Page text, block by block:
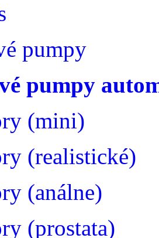
pumpy
pumpy
(mini)
(realistické)
(análne)
(prostata)